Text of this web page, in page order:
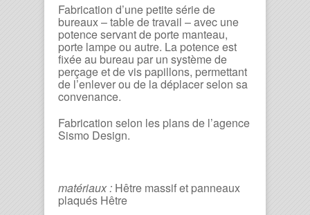
Fabrication d’une petite série de
bureaux – table de travail – avec une
potence servant de porte manteau,
porte lampe ou autre. La potence est
fixée au bureau par un système de
perçage et de vis papillons, permettant
de l’enlever ou de la déplacer selon sa
convenance.
Fabrication selon les plans de l’agence
Sismo Design.
matériaux : Hêtre massif et panneaux
plaqués Hêtre